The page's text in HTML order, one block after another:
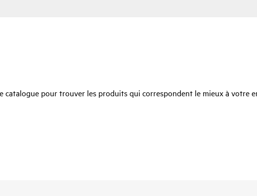
catalogue pour trouver les produits qui correspondent le mieux à votre